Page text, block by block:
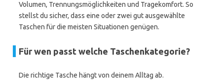
Volumen, Trennungsmöglichkeiten und Tragekomfort. So
stellst du sicher, dass eine oder zwei gut ausgewählte
Taschen für die meisten Situationen genügen.
Für wen passt welche Taschenkategorie?
Die richtige Tasche hängt von deinem Alltag ab.